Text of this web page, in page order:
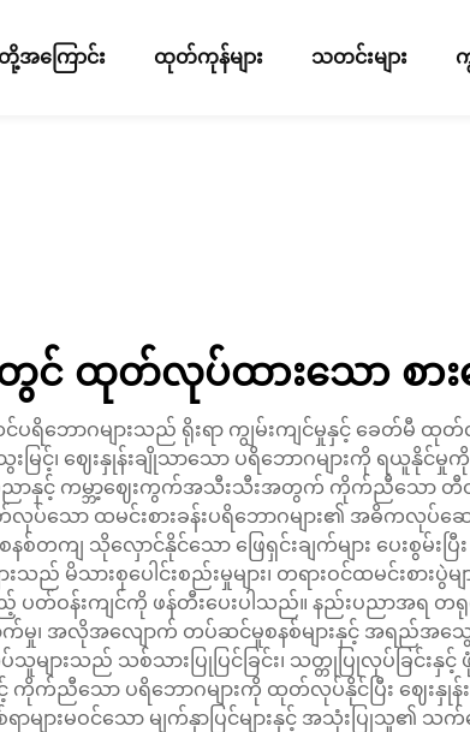
အကြောင်း ထုတ်ကုန်များ သတင်းများ
ထုတ်လုပ်ထားသော စား
ဘောဂများသည် ရိုးရာ ကျွမ်းကျင်မှုနှင့် ခေတ်မီ ထု
ေးမြင့်၊ ဈေးနှုန်းချိုသာသော ပရိဘောဂများကို ရ
ာနှင့် ကမ္ဘာ့ဈေးကွက်အသီးသီးအတွက် ကိုက်ညီသော တီထွင်
ပ်သော ထမင်းစားခန်းပရိဘောဂများ၏ အဓိကလုပ်
နစ်တကျ သိုလှောင်နိုင်သော ဖြေရှင်းချက်များ ပေးစွမ်
သည် မိသားစုပေါင်းစည်းမှုများ၊ တရားဝင်ထမင်းစား
ပတ်ဝန်းကျင်ကို ဖန်တီးပေးပါသည်။ နည်းပညာအရ တ
၊ အလိုအလျောက် တပ်ဆင်မှုစနစ်များနှင့် အရည်အသွေ
းသည် သစ်သားပြုပြင်ခြင်း၊ သတ္တုပြုလုပ်ခြင်းနှင့်
င့် ကိုက်ညီသော ပရိဘောဂများကို ထုတ်လုပ်နိုင်ပြီး ဈေး
ြစ်ရာများမဝင်သော မျက်နှာပြင်များနှင့် အသုံးပ